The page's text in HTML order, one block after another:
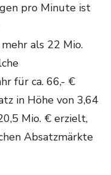
pro Minute ist
als 22 Mio.
für ca. 66,- €
in Höhe von 3,64
Mio. € erzielt,
Absatzmärkte